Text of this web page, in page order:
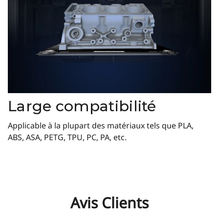
Large compatibilité
Applicable à la plupart des matériaux tels que PLA,
ABS, ASA, PETG, TPU, PC, PA, etc.
Avis Clients